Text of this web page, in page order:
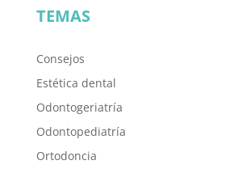
TEMAS
Consejos
Estética dental
Odontogeriatría
Odontopediatría
Ortodoncia